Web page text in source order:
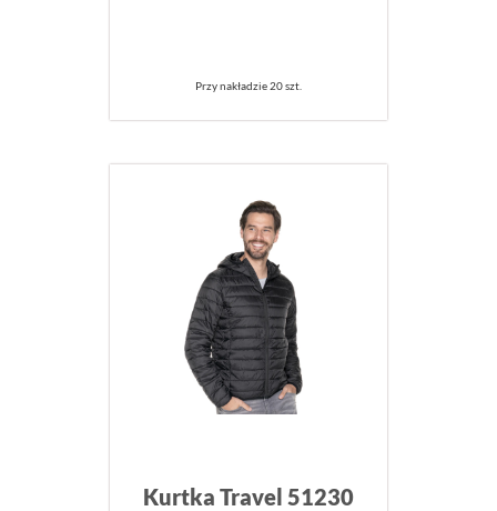
Przy nakładzie 20 szt.
Kurtka Travel 51230